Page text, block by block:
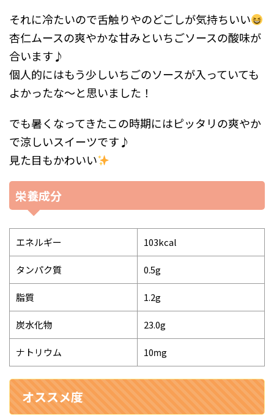
それに冷たいので舌触りやのどごしが気持ちいい
杏仁ムースの爽やかな甘みといちごソースの酸味が
合います♪
個人的にはもう少しいちごのソースが入っていても
よかったな～と思いました！
でも暑くなってきたこの時期にはピッタリの爽やか
で涼しいスイーツです♪
見た目もかわいい
栄養成分
エネルギー 103kcal
タンパク質 0.5g
脂質 1.2g
炭水化物 23.0g
ナトリウム 10ⅿg
オススメ度